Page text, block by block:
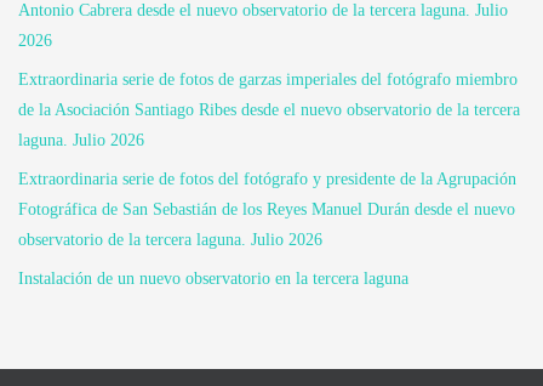
Antonio Cabrera desde el nuevo observatorio de la tercera laguna. Julio
2026
Extraordinaria serie de fotos de garzas imperiales del fotógrafo miembro
de la Asociación Santiago Ribes desde el nuevo observatorio de la tercera
laguna. Julio 2026
Extraordinaria serie de fotos del fotógrafo y presidente de la Agrupación
Fotográfica de San Sebastián de los Reyes Manuel Durán desde el nuevo
observatorio de la tercera laguna. Julio 2026
Instalación de un nuevo observatorio en la tercera laguna